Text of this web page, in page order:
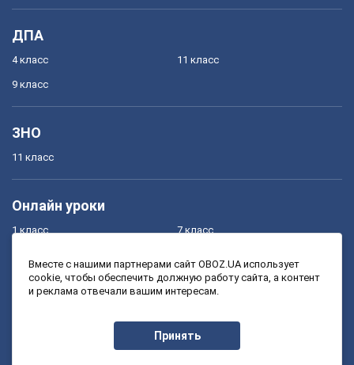
ДПА
4 класс
9 класс
11 класс
ЗНО
11 класс
Онлайн уроки
1 класс
3 класс
7 класс
9 класс
Вместе с нашими партнерами сайт OBOZ.UA использует
cookie, чтобы обеспечить должную работу сайта, а контент
и реклама отвечали вашим интересам.
Принять